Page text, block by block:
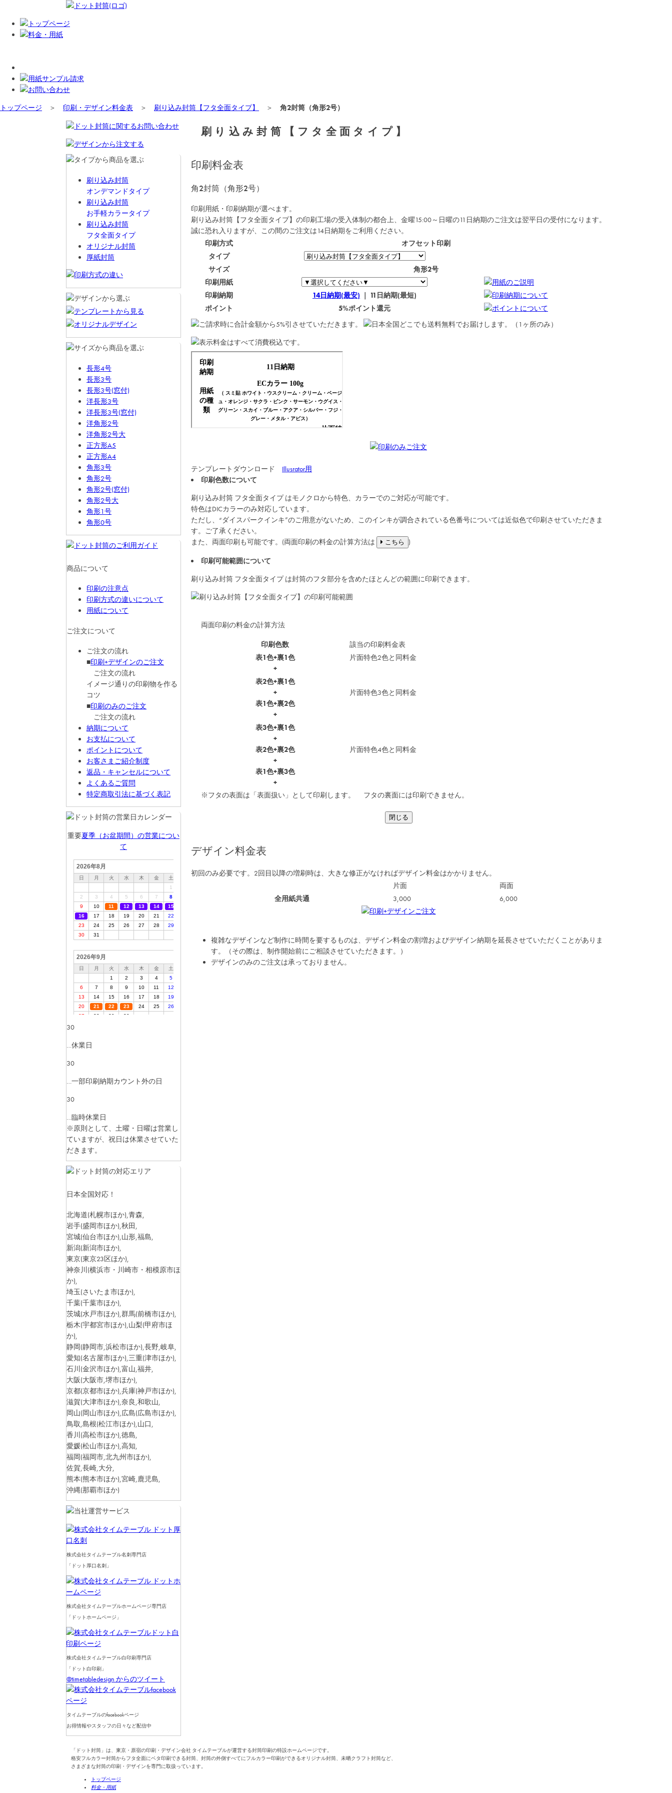
トップページ ＞ 印刷・デザイン料金表 ＞ 刷り込み封筒【フタ全面タイプ】 ＞ 角2封筒（角形2号）
刷り込み封筒【フタ全面タイプ】
印刷料金表
角2封筒（角形2号）
印刷用紙・印刷納期が選べます。
刷り込み封筒【フタ全面タイプ】の印刷工場の受入体制の都合上、金曜15:00～日曜の11日納期のご注文は翌平日の受付になります。
誠に恐れ入りますが、この間のご注文は14日納期をご利用ください。
印刷方式
オフセット印刷
タイプ
サイズ
角形2号
印刷用紙
用紙のご説明
印刷納期
14日納期(最安) ｜ 11日納期(最短)
印刷納期について
ポイント
5%ポイント還元 ポイントについて
テンプレートダウンロード Illusrator用
印刷色数について
刷り込み封筒 フタ全面タイプはモノクロから特色、カラーでのご対応が可能です。
特色はDICカラーのみ対応しています。
ただし、“ダイスパークインキ”のご用意がないため、このインキが調合されている色番号については近似色で印刷させていただきま
す。ご了承ください。
また、両面印刷も可能です。(両面印刷の料金の計算方法は
こちら )
印刷可能範囲について
刷り込み封筒 フタ全面タイプは封筒のフタ部分を含めたほとんどの範囲に印刷できます。
両面印刷の料金の計算方法
印刷色数
該当の印刷料金表
表1色+裏1色
+
片面特色2色と同料金
表2色+裏1色
+
表1色+裏2色
+
片面特色3色と同料金
表3色+裏1色
+
表2色+裏2色
+
表1色+裏3色
+
片面特色4色と同料金
※フタの表面は「表面扱い」として印刷します。 フタの裏面には印刷できません。
閉じる
デザイン料金表
初回のみ必要です。2回目以降の増刷時は、大きな修正がなければデザイン料金はかかりません。
片面
両面
全用紙共通
3,000 6,000
複雑なデザインなど制作に時間を要するものは、デザイン料金の割増およびデザイン納期を延長させていただくことがありま
す。（その際は、制作開始前にご相談させていただきます。）
デザインのみのご注文は承っておりません。
刷り込み封筒
オンデマンドタイプ
刷り込み封筒
お手軽カラータイプ
刷り込み封筒
フタ全面タイプ
オリジナル封筒
厚紙封筒
長形4号
長形3号
長形3号(窓付)
洋長形3号
洋長形3号(窓付)
洋角形2号
洋角形2号大
正方形A5
正方形A4
角形3号
角形2号
角形2号(窓付)
角形2号大
角形1号
角形0号
商品について
印刷の注意点
印刷方式の違いについて
用紙について
ご注文について
ご注文の流れ
■印刷+デザインのご注文
ご注文の流れ
イメージ通りの印刷物を作る
コツ
■印刷のみのご注文
ご注文の流れ
納期について
お支払について
ポイントについて
お客さまご紹介制度
返品・キャンセルについて
よくあるご質問
特定商取引法に基づく表記
重要夏季（お盆期間）の営業につい
て
30
…休業日
30
…一部印刷納期カウント外の日
30
…臨時休業日
※原則として、土曜・日曜は営業し
ていますが、祝日は休業させていた
だきます。
日本全国対応！
北海道(札幌市ほか),青森,
岩手(盛岡市ほか),秋田,
宮城(仙台市ほか),山形,福島,
新潟(新潟市ほか),
東京(東京23区ほか),
神奈川(横浜市・川崎市・相模原市ほ
か),
埼玉(さいたま市ほか),
千葉(千葉市ほか),
茨城(水戸市ほか),群馬(前橋市ほか),
栃木(宇都宮市ほか),山梨(甲府市ほ
か),
静岡(静岡市,浜松市ほか),長野,岐阜,
愛知(名古屋市ほか),三重(津市ほか),
石川(金沢市ほか),富山,福井,
大阪(大阪市,堺市ほか),
京都(京都市ほか),兵庫(神戸市ほか),
滋賀(大津市ほか),奈良,和歌山,
岡山(岡山市ほか),広島(広島市ほか),
鳥取,島根(松江市ほか),山口,
香川(高松市ほか),徳島,
愛媛(松山市ほか),高知,
福岡(福岡市,北九州市ほか),
佐賀,長崎,大分,
熊本(熊本市ほか),宮崎,鹿児島,
沖縄(那覇市ほか)
株式会社タイムテーブル名刺専門店
「ドット厚口名刺」
株式会社タイムテーブルホームページ専門店
「ドットホームページ」
株式会社タイムテーブル白印刷専門店
「ドット白印刷」
@timetabledesign からのツイート
タイムテーブルのfacebookページ
お得情報やスタッフの日々など配信中
「ドット封筒」は、東京・原宿の印刷・デザイン会社 タイムテーブルが運営する封筒印刷の特設ホームページです。
格安フルカラー封筒からフタ全面にベタ印刷できる封筒、封筒の外側すべてにフルカラー印刷ができるオリジナル封筒、未晒クラフト封筒など、
さまざまな封筒の印刷・デザインを専門に取扱っています。
トップページ
料金・用紙